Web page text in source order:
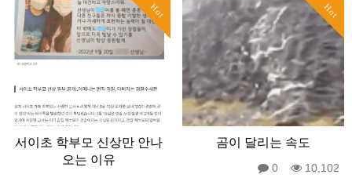
Hot
서이초 학부모 신상만 안나
오는 이유
Hot
곰이 달리는 속도
0 10,102